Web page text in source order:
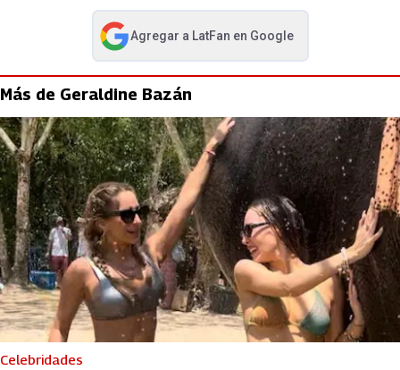
Agregar a LatFan en Google
abre en nueva pestaña
Más de Geraldine Bazán
Celebridades